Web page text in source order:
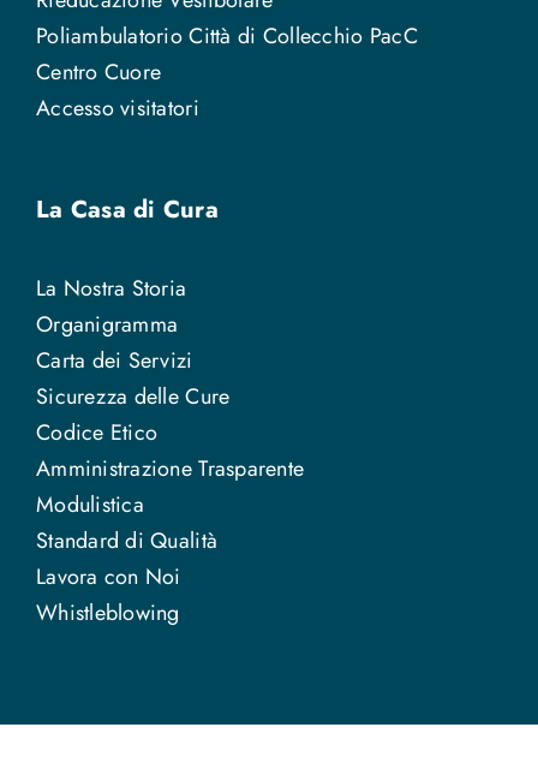
Poliambulatorio Città di Collecchio PacC
Centro Cuore
Accesso visitatori
La Casa di Cura
La Nostra Storia
Organigramma
Carta dei Servizi
Sicurezza delle Cure
Codice Etico
Amministrazione Trasparente
Modulistica
Standard di Qualità
Lavora con Noi
Whistleblowing